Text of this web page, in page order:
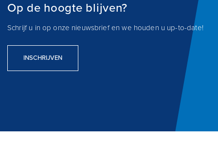
Op de hoogte blijven?
Schrijf u in op onze nieuwsbrief en we houden u up-to-date!
INSCHRIJVEN